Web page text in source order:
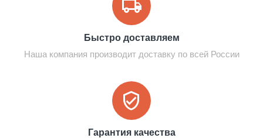
Быстро доставляем
Наша компания производит доставку по всей России
Гарантия качества